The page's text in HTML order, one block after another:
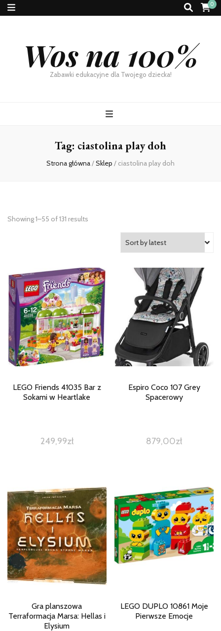
0
Wos na 100%
Zabawki edukacyjne dla Twojego dziecka!
Tag: ciastolina play doh
Strona główna/Sklep / ciastolina play doh
Showing 1–55 of 131 results
LEGO Friends 41035 Bar z
Sokami w Heartlake
249,99zł
Espiro Coco 107 Grey
Spacerowy
879,00zł
Gra planszowa
Terraformacja Marsa: Hellas i
Elysium
LEGO DUPLO 10861 Moje
Pierwsze Emocje